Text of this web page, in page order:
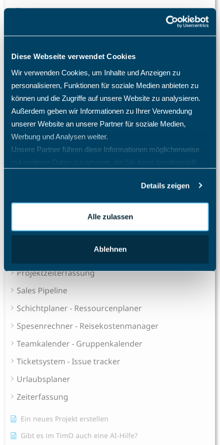
Diese Webseite verwendet Cookies
Wir verwenden Cookies, um Inhalte und Anzeigen zu
personalisieren, Funktionen für soziale Medien anbieten zu
können und die Zugriffe auf unsere Website zu analysieren.
Außerdem geben wir Informationen zu Ihrer Verwendung
unserer Website an unsere Partner für soziale Medien,
Werbung und Analysen weiter.
Unsere Partner führen diese Informationen möglicherweise
mit weiteren Daten zusammen, die Sie ihnen bereitgestellt
Details zeigen
Alle zulassen
Ablehnen
Ich habe meinen TimO-Zugang gesperrt, was ist zu tun?
Ist die 30-tägige TimO Testphase kostenfrei?
Entra SSO SAML 2.0 verknüpfen?
Mein Mitarbeiter sieht die Abwesenheitsart Krank nicht,
Projekt Stundennachweis
Schulweg als Arbeitszeit
Warum benötige ich eine TimO-Lizenz, wie hoch sind
meine Lizenzkosten und wie erhöhe ich die Anzahl der
Lizenzplätze?
Warum kann ich auf dem Projekt keine Zeiten
Mitarbeiter?
Projektzeiterfassung
Sales Pipeline
Schichtplaner - Ressourcenplaner
Spesenrechner - Reisekostenmanager
Teamkalender - Gruppenkalender
Ticketsystem - Issue tracker
Urlaubsplaner
Zeiterfassung
Ein neues Projekt erstellen
Gibt es im TimO auch eine AI-Hilfe?